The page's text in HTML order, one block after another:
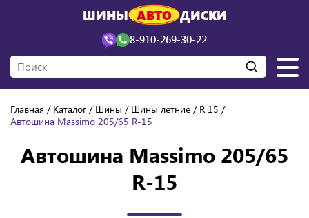
ШИНЫ АВТО ДИСКИ
8-910-269-30-22
Главная Каталог Шины Шины летние
R 15
Автошина Massimo 205/65 R-15
Автошина Massimo 205/65
R-15